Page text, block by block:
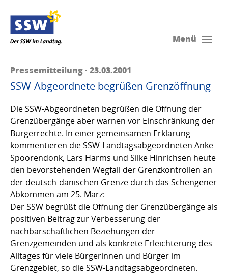
Menü
Pressemitteilung · 23.03.2001
SSW-Abgeordnete begrüßen Grenzöffnung
Die SSW-Abgeordneten begrüßen die Öffnung der
Grenzübergänge aber warnen vor Einschränkung der
Bürgerrechte. In einer gemeinsamen Erklärung
kommentieren die SSW-Landtagsabgeordneten Anke
Spoorendonk, Lars Harms und Silke Hinrichsen heute
den bevorstehenden Wegfall der Grenzkontrollen an
der deutsch-dänischen Grenze durch das Schengener
Abkommen am 25. März:
Der SSW begrüßt die Öffnung der Grenzübergänge als
positiven Beitrag zur Verbesserung der
nachbarschaftlichen Beziehungen der
Grenzgemeinden und als konkrete Erleichterung des
Alltages für viele Bürgerinnen und Bürger im
Grenzgebiet, so die SSW-Landtagsabgeordneten.